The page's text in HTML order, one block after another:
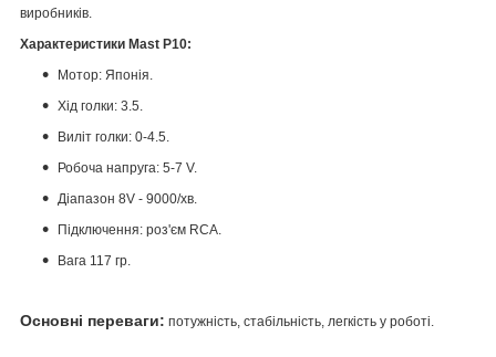
виробників.
Характеристики Mast P10:
Мотор: Японія.
Хід голки: 3.5.
Виліт голки: 0-4.5.
Робоча напруга: 5-7 V.
Діапазон 8V - 9000/хв.
Підключення: роз'єм RCA.
Вага 117 гр.
Основні переваги: ​​потужність, стабільність, легкість у роботі.